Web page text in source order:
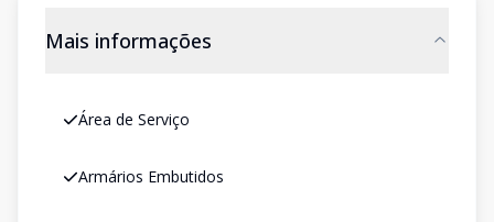
Mais informações
Área de Serviço
Armários Embutidos